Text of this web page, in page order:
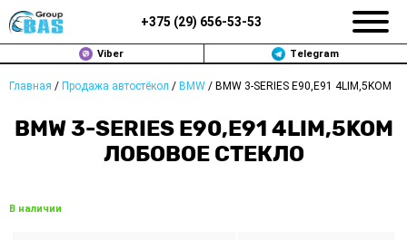
+375 (29) 656-53-53
Viber Telegram
Главная / Продажа автостёкол / BMW / BMW 3-SERIES E90,E91 4LIM,5KOM
BMW 3-SERIES E90,E91 4LIM,5KOM
ЛОБОВОЕ СТЕКЛО
В наличии
ЗАМЕНА АВТОСТЕКОЛ В МИНСКЕ
ПРОДАЖА АВТОСТЁКОЛ